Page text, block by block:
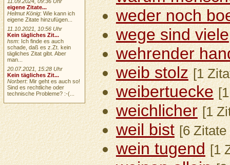
weder noch
wege sind viele
wehrender
weib stolz [1
weibertuecke
weichlicher [1
weil bist [6
wein tugend [1
eigene Zitate...
Helmut König: Wie kann ich
eigene Zitate hinzufügen...
11.10.2021, 10:56 Uhr
Kein tägliches Zit...
hsm: Ich finde es auch
schade, daß es z.Zt. kein
tägliches Zitat gibt. Aber
man...
20.07.2021, 15:28 Uhr
Kein tägliches Zit...
Norbert: Mir geht es auch so!
Sind es rechtliche oder
technische Probleme? :-(...